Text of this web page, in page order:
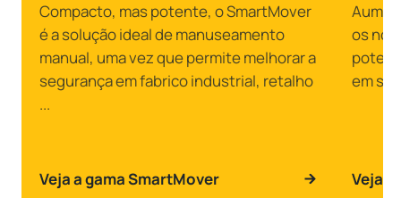
Compacto, mas potente, o SmartMover
é a solução ideal de manuseamento
manual, uma vez que permite melhorar a
segurança em fabrico industrial, retalho
...
Veja a gama SmartMover
os
em
Veja a